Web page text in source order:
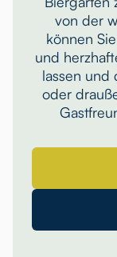
von der
können
und
lassen und
oder